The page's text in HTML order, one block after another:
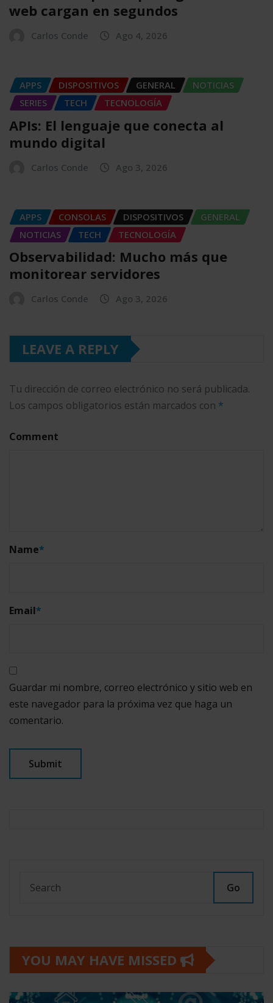
web cargan en segundos
Carlos Conde Ago 4, 2026
APPS DISPOSITIVOS GENERAL
NOTICIAS
SERIES
TECH TECNOLOGÍA
APIs: El lenguaje que conecta al
mundo digital
Carlos Conde Ago 3, 2026
APPS CONSOLAS DISPOSITIVOS
GENERAL
NOTICIAS
TECH TECNOLOGÍA
Observabilidad: Mucho más que
monitorear servidores
Carlos Conde Ago 3, 2026
LEAVE A REPLY
Tu dirección de correo electrónico no será publicada.
Los campos obligatorios están marcados con *
Comment
Name*
Email*
Guardar mi nombre, correo electrónico y sitio web en
este navegador para la próxima vez que haga un
comentario.
Go
YOU MAY HAVE MISSED